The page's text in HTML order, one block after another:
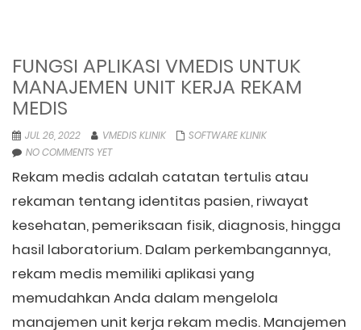
FUNGSI APLIKASI VMEDIS UNTUK
MANAJEMEN UNIT KERJA REKAM
MEDIS
JUL 26, 2022 VMEDIS KLINIK
SOFTWARE KLINIK
NO COMMENTS YET
Rekam medis adalah catatan tertulis atau
rekaman tentang identitas pasien, riwayat
kesehatan, pemeriksaan fisik, diagnosis, hingga
hasil laboratorium. Dalam perkembangannya,
rekam medis memiliki aplikasi yang
memudahkan Anda dalam mengelola
manajemen unit kerja rekam medis. Manajemen